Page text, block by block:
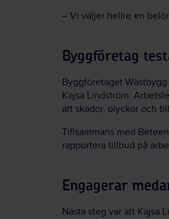
– Vi väljer hellre en
Byggföretag
Byggföretaget
Kajsa Lindström.
att skador, olyckor och
Tillsammans med
rapportera tillbud på
Engagerar
Nästa steg var att Kajsa